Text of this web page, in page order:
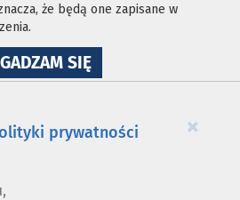
że będą one zapisane w
SIĘNA
WYKORZYSTANIE
×
prywatności